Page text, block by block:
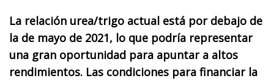
La relación urea/trigo actual está por debajo de
la de mayo de 2021, lo que podría representar
una gran oportunidad para apuntar a altos
rendimientos. Las condiciones para financiar la